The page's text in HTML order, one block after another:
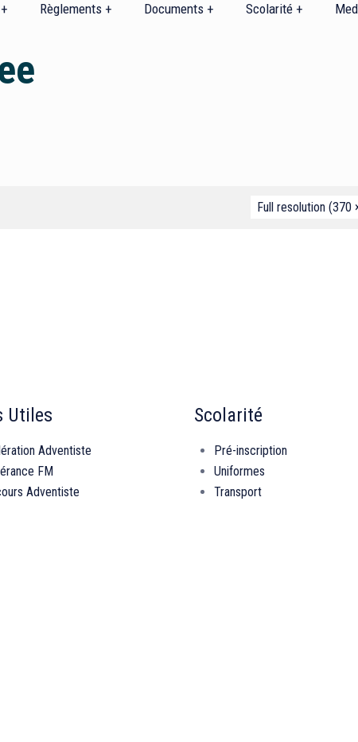
Règlements + Documents + Scolarité +
Full resolution (370
Utiles
Adventiste
FM
Adventiste
Scolarité
Pré-inscription
Uniformes
Transport